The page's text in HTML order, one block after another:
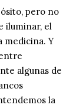
pero no
iluminar, el
medicina. Y
algunas de
la